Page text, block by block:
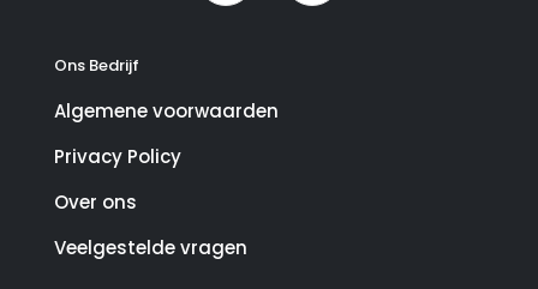
Ons Bedrijf
Algemene voorwaarden
Privacy Policy
Over ons
Veelgestelde vragen